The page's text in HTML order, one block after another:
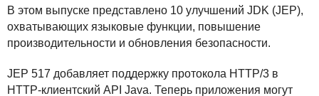
В этом выпуске представлено 10 улучшений JDK (JEP),
охватывающих языковые функции, повышение
производительности и обновления безопасности.
JEP 517 добавляет поддержку протокола HTTP/3 в
HTTP-клиентский API Java. Теперь приложения могут